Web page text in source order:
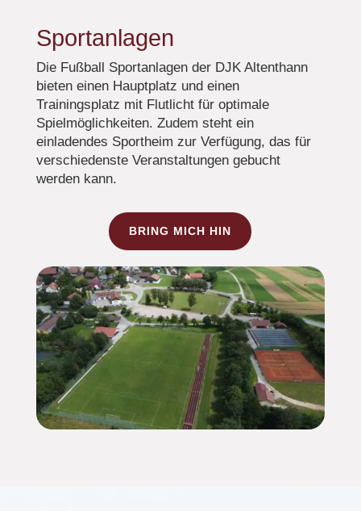
Sportanlagen
Die Fußball Sportanlagen der DJK Altenthann
bieten einen Hauptplatz und einen
Trainingsplatz mit Flutlicht für optimale
Spielmöglichkeiten. Zudem steht ein
einladendes Sportheim zur Verfügung, das für
verschiedenste Veranstaltungen gebucht
werden kann.
BRING MICH HIN